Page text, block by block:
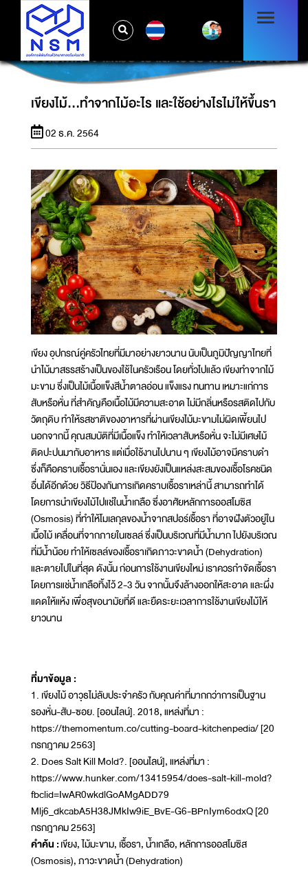
เขียงไม้…ทำจากไม้อะไร และใช้อย่างไรไม่ให้ขึ้นรา
เขียงไม้…ทำจากไม้อะไร และใช้อย่างไรไม่ให้ขึ้นรา
02 ธ.ค. 2564
เขียง อุปกรณ์คู่ครัวไทยที่มีมาอย่างยาวนาน นับเป็นภูมิปัญญาไทยที่
นำไม้มาสรรสร้างเป็นของใช้ในครัวเรือน โดยทั่วไปแล้ว เขียงทำจากไม้
มะขาม ซึ่งเป็นไม้เนื้อแข็งสีน้ำตาลอ่อน แข็งแรง ทนทาน เหมาะแก่การ
สับหรือหั่น ที่สำคัญคือเนื้อไม้มีความสะอาด ไม่มีกลิ่นหรือรสติดไปกับ
วัตถุดิบ ทำให้รสชาติของอาหารที่ผ่านเขียงไม้มะขามไม่ผิดเพี้ยนไป
นอกจากนี้ คุณสมบัติที่มีเนื้อแข็ง ทำให้เวลาสับหรือหั่น จะไม่มีเศษไม้
ติดปะปนมากับอาหาร แต่เมื่อใช้งานไปนาน ๆ เขียงไม้อาจมีคราบดำ
ซึ่งก็คือคราบเชื้อรานั่นเอง และเขียงยังเป็นแหล่งสะสมของเชื้อโรคชนิด
อื่นได้อีกด้วย วิธีป้องกันการเกิดคราบเชื้อราเหล่านี้ สามารถทำได้
โดยการนำเขียงไม้ไปแช่ในน้ำเกลือ ซึ่งอาศัยหลักการออสโมซิส
(Osmosis) ที่ทำให้โมเลกุลของน้ำจากสปอร์เชื้อรา ที่อาจฝังตัวอยู่ใน
เนื้อไม้ เคลื่อนที่จากภายในเซลล์ ซึ่งเป็นบริเวณที่มีน้ำมาก ไปยังบริเวณ
ที่มีน้ำน้อย ทำให้เซลล์ของเชื้อราเกิดภาวะขาดน้ำ (Dehydration)
และตายไปในที่สุด ดังนั้น ก่อนการใช้งานเขียงใหม่ เราควรกำจัดเชื้อรา
โดยการแช่น้ำเกลือทิ้งไว้ 2-3 วัน จากนั้นจึงล้างออกให้สะอาด และผึ่ง
แดดให้แห้ง เพื่อสุขอนามัยที่ดี และยืดระยะเวลาการใช้งานเขียงไม้ให้
ยาวนาน
ที่มาข้อมูล :
1. เขียงไม้ อาวุธไม่ลับประจำครัว กับคุณค่าที่มากกว่าการเป็นฐาน
รองหั่น-สับ-ซอย. [ออนไลน์]. 2018, แหล่งที่มา :
https://themomentum.co/cutting-board-kitchenpedia/ [20
กรกฎาคม 2563]
2. Does Salt Kill Mold?. [ออนไลน์], แหล่งที่มา :
https://www.hunker.com/13415954/does-salt-kill-mold?
fbclid=IwAR0wkdlGoAMgADD79
Mlj6_dkcabA5H38JMkIw9iE_BvE-G6-BPnIym6odxQ [20
กรกฎาคม 2563]
คำค้น :เขียง, ไม้มะขาม, เชื้อรา, น้ำเกลือ, หลักการออสโมซิส
(Osmosis), ภาวะขาดน้ำ (Dehydration)